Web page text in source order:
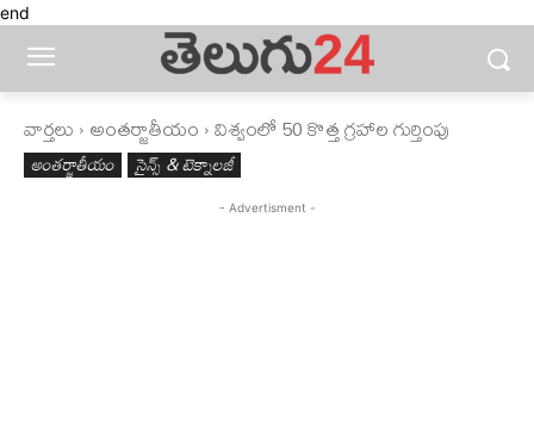
end
వార్తలు అంతర్జాతీయం విశ్వంలో 50 కొత్త గ్రహాల గుర్తింపు
అంతర్జాతీయం సైన్స్‌ & టెక్నాలజీ
- Advertisment -